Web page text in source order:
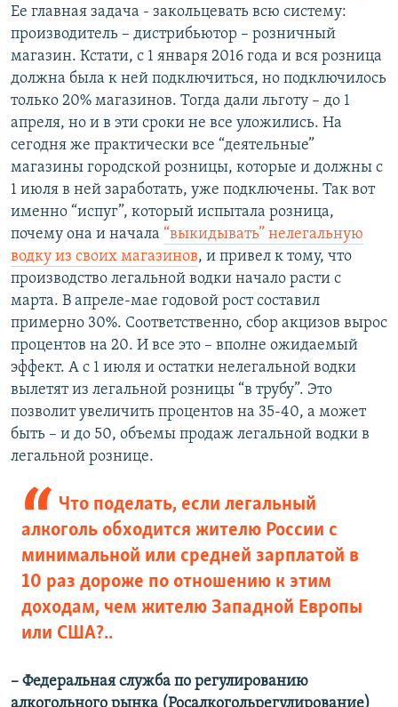
Ее главная задача - закольцевать всю систему:
производитель – дистрибьютор – розничный
магазин. Кстати, с 1 января 2016 года и вся розница
должна была к ней подключиться, но подключилось
только 20% магазинов. Тогда дали льготу – до 1
апреля, но и в эти сроки не все уложились. На
сегодня же практически все “деятельные”
магазины городской розницы, которые и должны с
1 июля в ней заработать, уже подключены. Так вот
именно “испуг”, который испытала розница,
почему она и начала “выкидывать” нелегальную
водку из своих магазинов, и привел к тому, что
производство легальной водки начало расти с
марта. В апреле-мае годовой рост составил
примерно 30%. Соответственно, сбор акцизов вырос
процентов на 20. И все это – вполне ожидаемый
эффект. А с 1 июля и остатки нелегальной водки
вылетят из легальной розницы “в трубу”. Это
позволит увеличить процентов на 35-40, а может
быть – и до 50, объемы продаж легальной водки в
легальной рознице.
Что поделать, если легальный
алкоголь обходится жителю России с
минимальной или средней зарплатой в
10 раз дороже по отношению к этим
доходам, чем жителю Западной Европы
или США?..
– ​Федеральная служба по регулированию